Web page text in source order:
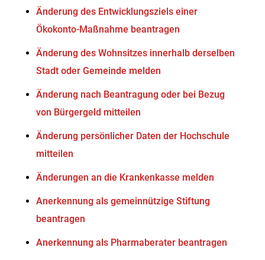
Änderung des Entwicklungsziels einer
Ökokonto-Maßnahme beantragen
Änderung des Wohnsitzes innerhalb derselben
Stadt oder Gemeinde melden
Änderung nach Beantragung oder bei Bezug
von Bürgergeld mitteilen
Änderung persönlicher Daten der Hochschule
mitteilen
Änderungen an die Krankenkasse melden
Anerkennung als gemeinnützige Stiftung
beantragen
Anerkennung als Pharmaberater beantragen